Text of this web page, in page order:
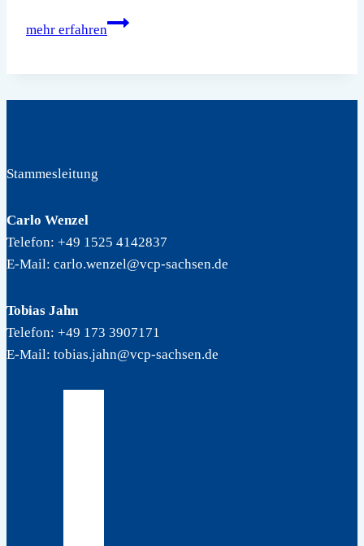
mehr erfahren
Leipziger
Stammesleitung
Carlo Wenzel
Telefon: +49 1525 4142837
E-Mail: carlo.wenzel@vcp-sachsen.de
Tobias Jahn
Telefon: +49 173 3907171
E-Mail: tobias.jahn@vcp-sachsen.de